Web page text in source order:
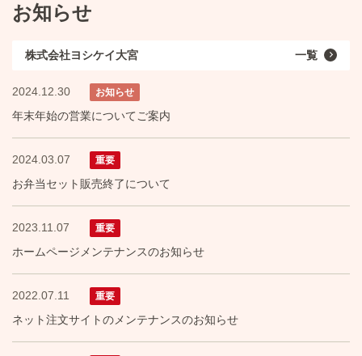
お知らせ
株式会社ヨシケイ大宮 一覧
2024.12.30 お知らせ
年末年始の営業についてご案内
2024.03.07 重要
お弁当セット販売終了について
2023.11.07 重要
ホームページメンテナンスのお知らせ
2022.07.11 重要
ネット注文サイトのメンテナンスのお知らせ